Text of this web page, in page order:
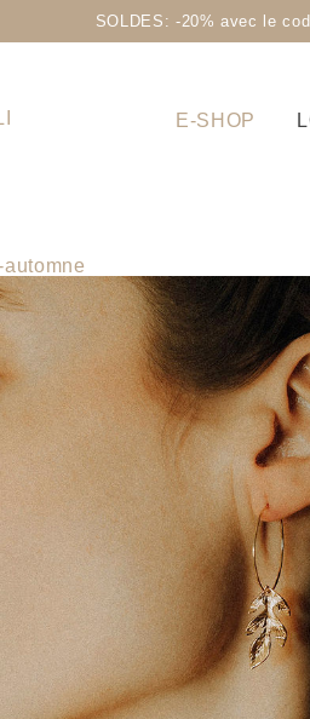
SOLDES: -20% avec le
E-SHOP